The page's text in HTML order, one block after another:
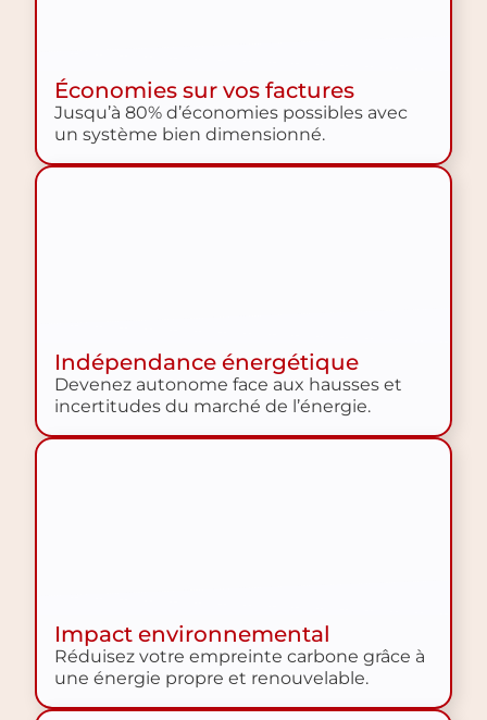
Économies sur vos factures​
Jusqu’à 80% d’économies possibles avec
un système bien dimensionné.
Indépendance énergétique
Devenez autonome face aux hausses et
incertitudes du marché de l’énergie.
Impact environnemental
Réduisez votre empreinte carbone grâce à
une énergie propre et renouvelable.